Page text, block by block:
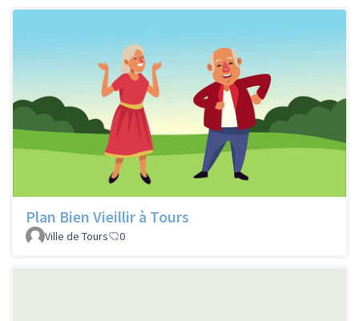
Plan Bien Vieillir à Tours
Ville de Tours 0